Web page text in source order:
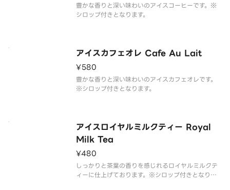
豊かな香りと深い味わいのアイスコーヒーです。※
シロップ付きとなります。
アイスカフェオレ Cafe Au Lait
¥580
豊かな香りと深い味わいのアイスカフェオレです。
※シロップ付きとなります。
アイスロイヤルミルクティー Royal
Milk Tea
¥480
しっかりと茶葉の香りを感じれるロイヤルミルクテ
ィーに仕上げております。※シロップ付きとなりま